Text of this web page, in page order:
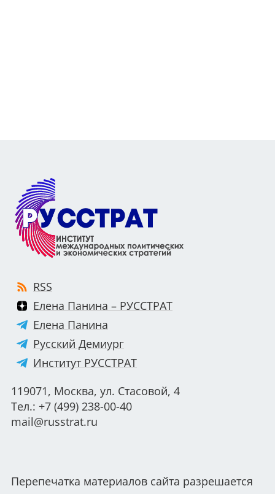
RSS
Елена Панина – РУССТРАТ
Елена Панина
Русский Демиург
Институт РУССТРАТ
119071, Москва, ул. Стасовой, 4
Тел.: +7 (499) 238-00-40
mail@russtrat.ru
Перепечатка материалов сайта разрешается